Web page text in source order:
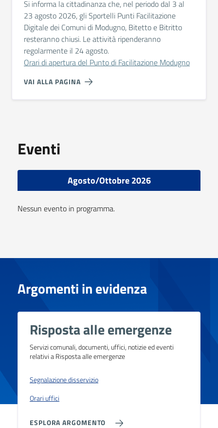
Si informa la cittadinanza che, nel periodo dal 3 al
23 agosto 2026, gli Sportelli Punti Facilitazione
Digitale dei Comuni di Modugno, Bitetto e Bitritto
resteranno chiusi. Le attività ripenderanno
regolarmente il 24 agosto.
Orari di apertura del Punto di Facilitazione Modugno
VAI ALLA PAGINA
Eventi
Agosto/Ottobre 2026
Nessun evento in programma.
Argomenti in evidenza
Risposta alle emergenze
Servizi comunali, documenti, uffici, notizie ed eventi
relativi a Risposta alle emergenze
Segnalazione disservizio
Orari uffici
ESPLORA ARGOMENTO